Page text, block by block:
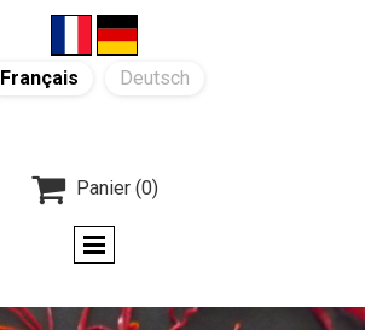
Français Deutsch
 Panier (0)